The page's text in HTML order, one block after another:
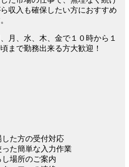
収入も確保したい方におすすめ
月、水、木、金で１０時から１
まで勤務出来る方大歓迎！
した方の受付対応
った簡単な入力作業
し場所のご案内